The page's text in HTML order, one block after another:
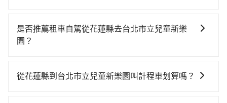
鐵較貴、費時，且難叫計程車前往高鐵站！南港-台北雖
然一天最多時有101班車次，從最早06:15到22:50，過
車花費約5,200元、車程約225分鐘。抵達高鐵站後，步
是否推薦租車自駕從花蓮縣去台北市立兒童新樂
園？
時不需要閉目養神（因為要自己開車），最重要的是你
從花蓮縣到台北市立兒童新樂園叫計程車划算嗎？